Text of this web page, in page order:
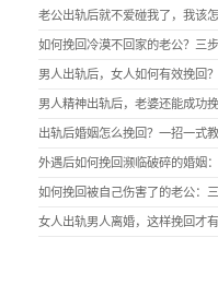
老公出轨后就不爱碰我了，我该怎
如何挽回冷漠不回家的老公？三
男人出轨后，女人如何有效挽回
男人精神出轨后，老婆还能成功
出轨后婚姻怎么挽回？一招一式
外遇后如何挽回濒临破碎的婚姻
如何挽回被自己伤害了的老公：
女人出轨男人离婚，这样挽回才